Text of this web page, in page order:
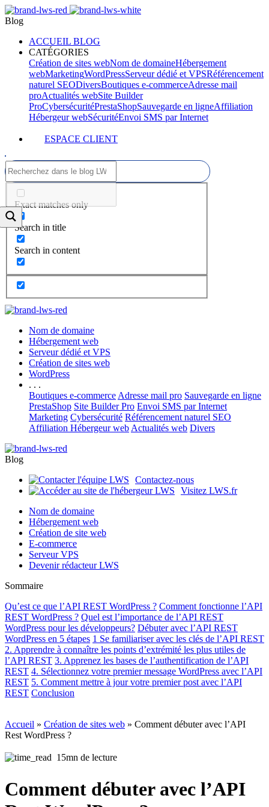
Blog
ACCUEIL BLOG
CATÉGORIES
Création de sites webNom de domaineHébergement
webMarketingWordPressServeur dédié et VPSRéférencement
naturel SEODiversBoutiques e-commerceAdresse mail
proActualités webSite Builder
ProCybersécuritéPrestaShopSauvegarde en ligneAffiliation
Hébergeur webSécuritéEnvoi SMS par Internet
ESPACE CLIENT
Exact matches only
Search in title
Search in content
Nom de domaine
Hébergement web
Serveur dédié et VPS
Création de sites web
WordPress
. . .
Boutiques e-commerce Adresse mail pro Sauvegarde en ligne
PrestaShop Site Builder Pro Envoi SMS par Internet
Marketing Cybersécurité Référencement naturel SEO
Affiliation Hébergeur web Actualités web Divers
Blog
Contactez-nous
Visitez LWS.fr
Nom de domaine
Hébergement web
Création de site web
E-commerce
Serveur VPS
Devenir rédacteur LWS
Sommaire
Qu’est ce que l’API REST WordPress ? Comment fonctionne l’API
REST WordPress ? Quel est l’importance de l’API REST
WordPress pour les développeurs? Débuter avec l’API REST
WordPress en 5 étapes 1 Se familiariser avec les clés de l’API REST
2. Apprendre à connaître les points d’extrémité les plus utiles de
l’API REST 3. Apprenez les bases de l’authentification de l’API
REST 4. Sélectionnez votre premier message WordPress avec l’API
REST 5. Comment mettre à jour votre premier post avec l’API
REST Conclusion
Accueil » Création de sites web » Comment débuter avec l’API
Rest WordPress ?
15mn de lecture
Comment débuter avec l’API